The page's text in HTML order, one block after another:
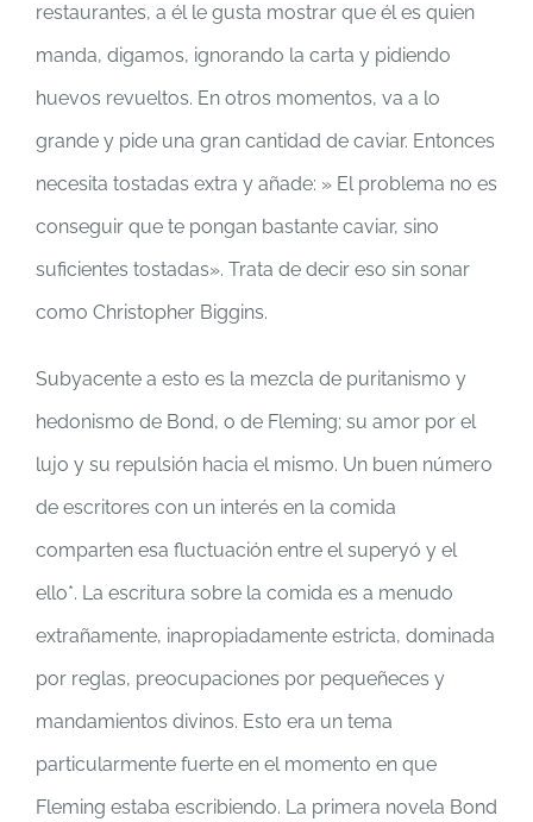
restaurantes, a él le gusta mostrar que él es quien
manda, digamos, ignorando la carta y pidiendo
huevos revueltos. En otros momentos, va a lo
grande y pide una gran cantidad de caviar. Entonces
necesita tostadas extra y añade: » El problema no es
conseguir que te pongan bastante caviar, sino
suficientes tostadas». Trata de decir eso sin sonar
como Christopher Biggins.
Subyacente a esto es la mezcla de puritanismo y
hedonismo de Bond, o de Fleming; su amor por el
lujo y su repulsión hacia el mismo. Un buen número
de escritores con un interés en la comida
comparten esa fluctuación entre el superyó y el
ello*. La escritura sobre la comida es a menudo
extrañamente, inapropiadamente estricta, dominada
por reglas, preocupaciones por pequeñeces y
mandamientos divinos. Esto era un tema
particularmente fuerte en el momento en que
Fleming estaba escribiendo. La primera novela Bond